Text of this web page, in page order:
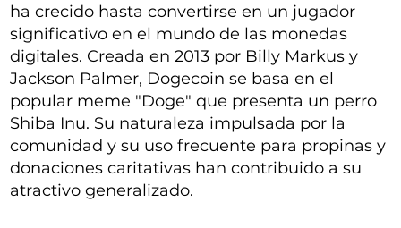
ha crecido hasta convertirse en un jugador
significativo en el mundo de las monedas
digitales. Creada en 2013 por Billy Markus y
Jackson Palmer, Dogecoin se basa en el
popular meme "Doge" que presenta un perro
Shiba Inu. Su naturaleza impulsada por la
comunidad y su uso frecuente para propinas y
donaciones caritativas han contribuido a su
atractivo generalizado.